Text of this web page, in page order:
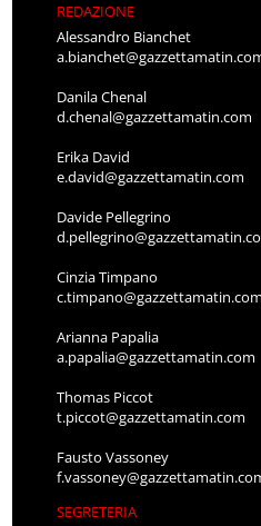
REDAZIONE
Alessandro Bianchet
Danila Chenal
d.chenal@gazzettamatin.com
Erika David
e.david@gazzettamatin.com
Davide Pellegrino
Cinzia Timpano
c.timpano@gazzettamatin.com
Arianna Papalia
a.papalia@gazzettamatin.com
Thomas Piccot
t.piccot@gazzettamatin.com
Fausto Vassoney
SEGRETERIA